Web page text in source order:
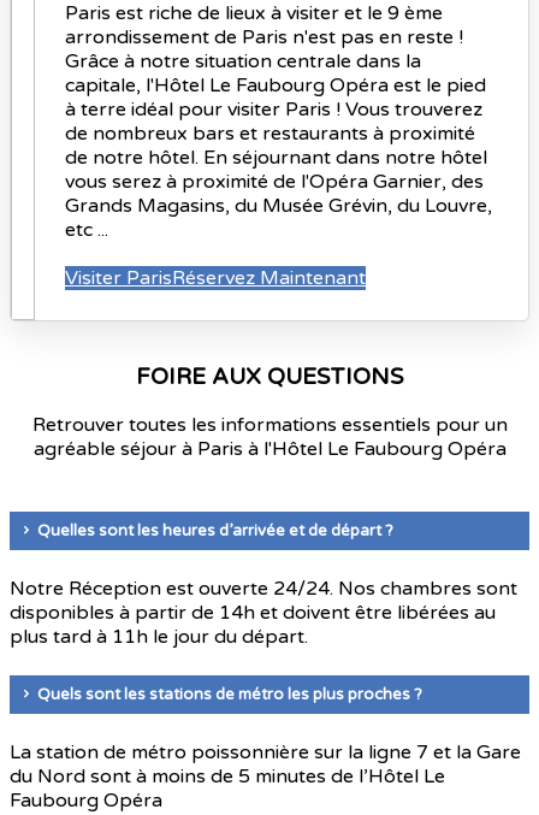
Paris est riche de lieux à visiter et le 9 ème
arrondissement de Paris n'est pas en reste !
Grâce à notre situation centrale dans la
capitale, l'Hôtel Le Faubourg Opéra est le pied
à terre idéal pour visiter Paris ! Vous trouverez
de nombreux bars et restaurants à proximité
de notre hôtel. En séjournant dans notre hôtel
vous serez à proximité de l'Opéra Garnier, des
Grands Magasins, du Musée Grévin, du Louvre,
etc ...
Visiter ParisRéservez Maintenant
FOIRE AUX QUESTIONS
Retrouver toutes les informations essentiels pour un
agréable séjour à Paris à l'Hôtel Le Faubourg Opéra
Quelles sont les heures d’arrivée et de départ ?
Notre Réception est ouverte 24/24. Nos chambres sont
disponibles à partir de 14h et doivent être libérées au
plus tard à 11h le jour du départ.
Quels sont les stations de métro les plus proches ?
La station de métro poissonnière sur la ligne 7 et la Gare
du Nord sont à moins de 5 minutes de l’Hôtel Le
Faubourg Opéra